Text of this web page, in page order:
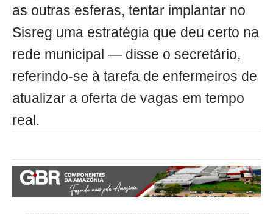
as outras esferas, tentar implantar no
Sisreg uma estratégia que deu certo na
rede municipal — disse o secretário,
referindo-se à tarefa de enfermeiros de
atualizar a oferta de vagas em tempo
real.